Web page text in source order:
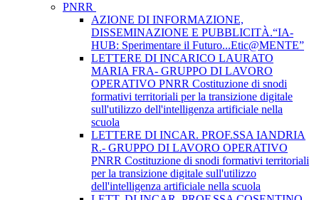
PNRR
AZIONE DI INFORMAZIONE,
DISSEMINAZIONE E PUBBLICITÀ.“IA-
HUB: Sperimentare il Futuro...Etic@MENTE”
LETTERE DI INCARICO LAURATO
MARIA FRA- GRUPPO DI LAVORO
OPERATIVO PNRR Costituzione di snodi
formativi territoriali per la transizione digitale
sull'utilizzo dell'intelligenza artificiale nella
scuola
LETTERE DI INCAR. PROF.SSA IANDRIA
R.- GRUPPO DI LAVORO OPERATIVO
PNRR Costituzione di snodi formativi territoriali
per la transizione digitale sull'utilizzo
dell'intelligenza artificiale nella scuola